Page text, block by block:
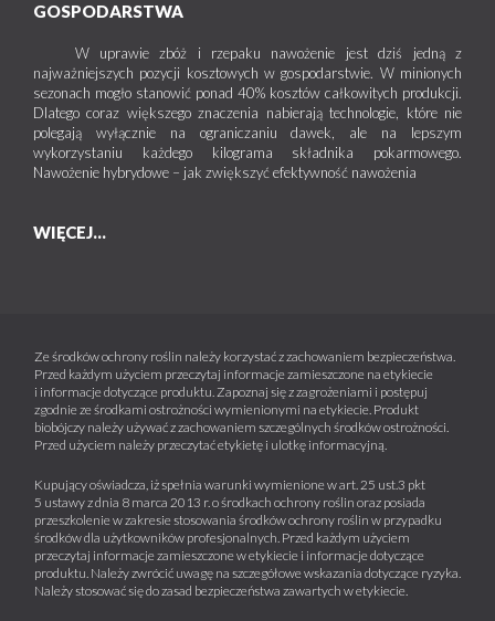
GOSPODARSTWA
W uprawie zbóż i rzepaku nawożenie jest dziś jedną z
najważniejszych pozycji kosztowych w gospodarstwie. W minionych
sezonach mogło stanowić ponad 40% kosztów całkowitych produkcji.
Dlatego coraz większego znaczenia nabierają technologie, które nie
polegają wyłącznie na ograniczaniu dawek, ale na lepszym
wykorzystaniu każdego kilograma składnika pokarmowego.
Nawożenie hybrydowe – jak zwiększyć efektywność nawożenia
WIĘCEJ...
Ze środków ochrony roślin należy korzystać z zachowaniem bezpieczeństwa.
Przed każdym użyciem przeczytaj informacje zamieszczone na etykiecie
i informacje dotyczące produktu. Zapoznaj się z zagrożeniami i postępuj
zgodnie ze środkami ostrożności wymienionymi na etykiecie. Produkt
biobójczy należy używać z zachowaniem szczególnych środków ostrożności.
Przed użyciem należy przeczytać etykietę i ulotkę informacyjną.
Kupujący oświadcza, iż spełnia warunki wymienione w art. 25 ust.3 pkt
5 ustawy z dnia 8 marca 2013 r. o środkach ochrony roślin oraz posiada
przeszkolenie w zakresie stosowania środków ochrony roślin w przypadku
środków dla użytkowników profesjonalnych. Przed każdym użyciem
przeczytaj informacje zamieszczone w etykiecie i informacje dotyczące
produktu. Należy zwrócić uwagę na szczegółowe wskazania dotyczące ryzyka.
Należy stosować się do zasad bezpieczeństwa zawartych w etykiecie.